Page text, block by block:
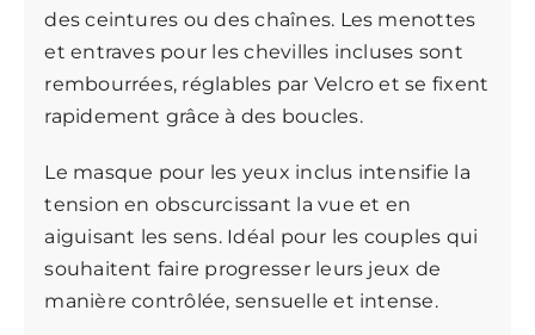
des ceintures ou des chaînes. Les menottes
et entraves pour les chevilles incluses sont
rembourrées, réglables par Velcro et se fixent
rapidement grâce à des boucles.
Le masque pour les yeux inclus intensifie la
tension en obscurcissant la vue et en
aiguisant les sens. Idéal pour les couples qui
souhaitent faire progresser leurs jeux de
manière contrôlée, sensuelle et intense.